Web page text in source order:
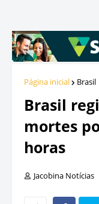
Página inicial Brasil
Brasil
mortes
horas
Jacobina Notícias